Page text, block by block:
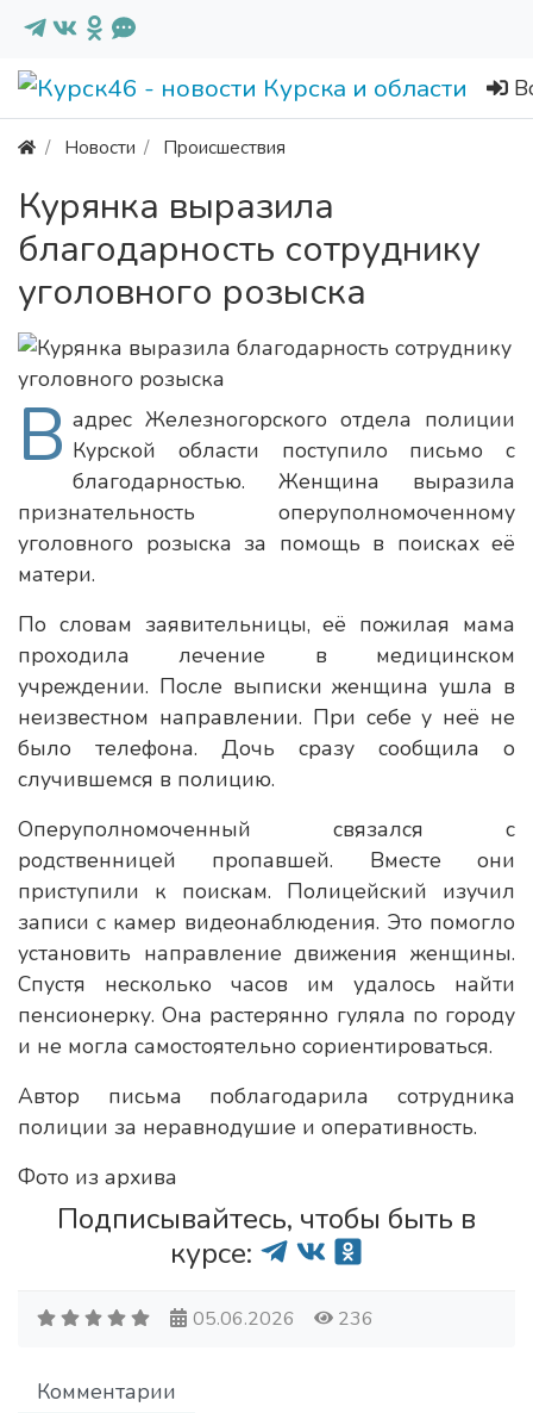
Новости Происшествия
Курянка выразила
благодарность сотруднику
уголовного розыска
В адрес Железногорского отдела полиции
Курской области поступило письмо с
благодарностью. Женщина выразила
признательность оперуполномоченному
уголовного розыска за помощь в поисках её
матери.
По словам заявительницы, её пожилая мама
проходила лечение в медицинском
учреждении. После выписки женщина ушла в
неизвестном направлении. При себе у неё не
было телефона. Дочь сразу сообщила о
случившемся в полицию.
Оперуполномоченный связался с
родственницей пропавшей. Вместе они
приступили к поискам. Полицейский изучил
записи с камер видеонаблюдения. Это помогло
установить направление движения женщины.
Спустя несколько часов им удалось найти
пенсионерку. Она растерянно гуляла по городу
и не могла самостоятельно сориентироваться.
Автор письма поблагодарила сотрудника
полиции за неравнодушие и оперативность.
Фото из архива
Подписывайтесь, чтобы быть в
курсе:
05.06.2026 236
Комментарии